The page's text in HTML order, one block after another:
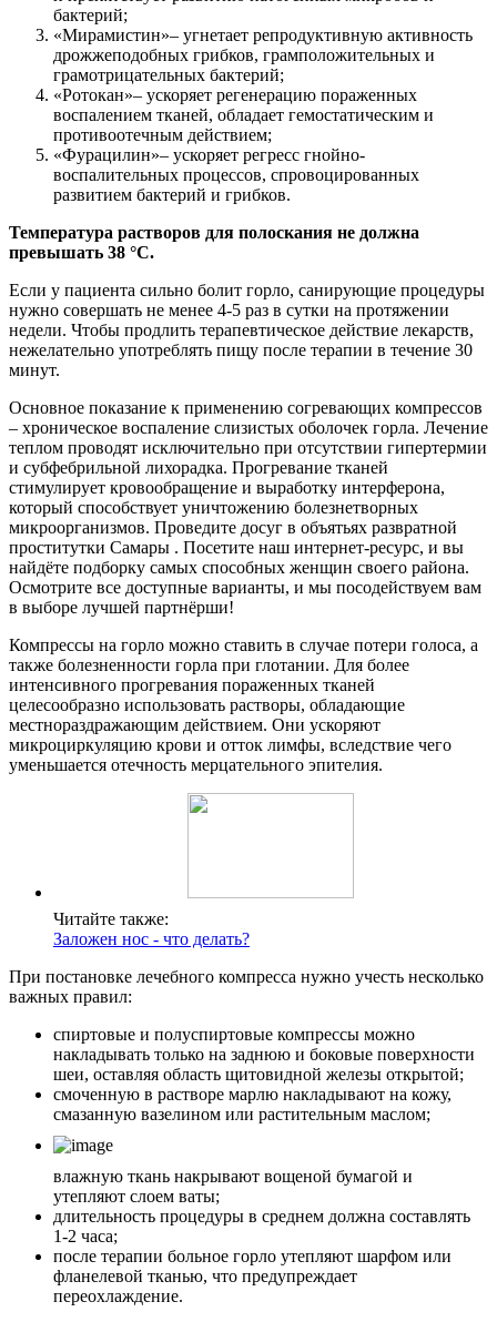
бактерий;
«Мирамистин»– угнетает репродуктивную активность
дрожжеподобных грибков, грамположительных и
грамотрицательных бактерий;
«Ротокан»– ускоряет регенерацию пораженных
воспалением тканей, обладает гемостатическим и
противоотечным действием;
«Фурацилин»– ускоряет регресс гнойно-
воспалительных процессов, спровоцированных
развитием бактерий и грибков.
Температура растворов для полоскания не должна
превышать 38 °C.
Если у пациента сильно болит горло, санирующие процедуры
нужно совершать не менее 4-5 раз в сутки на протяжении
недели. Чтобы продлить терапевтическое действие лекарств,
нежелательно употреблять пищу после терапии в течение 30
минут.
Основное показание к применению согревающих компрессов
– хроническое воспаление слизистых оболочек горла. Лечение
теплом проводят исключительно при отсутствии гипертермии
и субфебрильной лихорадка. Прогревание тканей
стимулирует кровообращение и выработку интерферона,
который способствует уничтожению болезнетворных
микроорганизмов. Проведите досуг в объятьях развратной
проститутки Самары . Посетите наш интернет-ресурс, и вы
найдёте подборку самых способных женщин своего района.
Осмотрите все доступные варианты, и мы посодействуем вам
в выборе лучшей партнёрши!
Компрессы на горло можно ставить в случае потери голоса, а
также болезненности горла при глотании. Для более
интенсивного прогревания пораженных тканей
целесообразно использовать растворы, обладающие
местнораздражающим действием. Они ускоряют
микроциркуляцию крови и отток лимфы, вследствие чего
уменьшается отечность мерцательного эпителия.
Читайте также:
Заложен нос - что делать?
При постановке лечебного компресса нужно учесть несколько
важных правил:
спиртовые и полуспиртовые компрессы можно
накладывать только на заднюю и боковые поверхности
шеи, оставляя область щитовидной железы открытой;
смоченную в растворе марлю накладывают на кожу,
смазанную вазелином или растительным маслом;
влажную ткань накрывают вощеной бумагой и
утепляют слоем ваты;
длительность процедуры в среднем должна составлять
1-2 часа;
после терапии больное горло утепляют шарфом или
фланелевой тканью, что предупреждает
переохлаждение.